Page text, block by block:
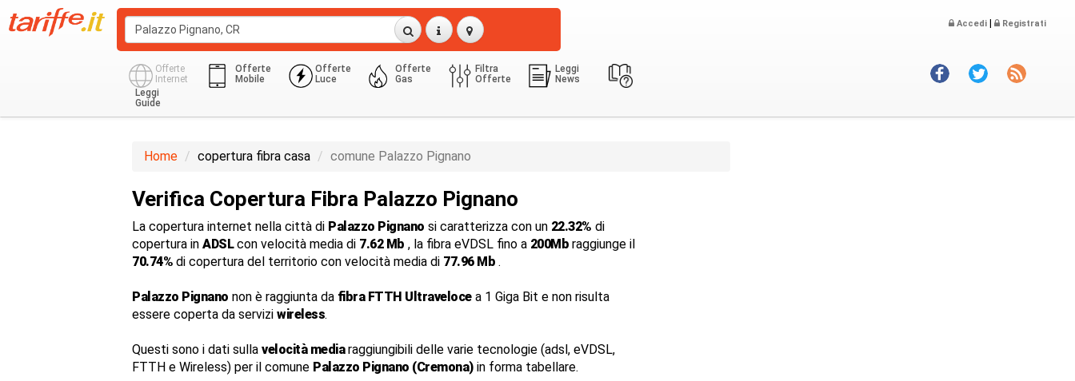
Accedi | Registrati
Offerte
Internet
Offerte
Mobile
Offerte
Luce
Offerte
Gas
Filtra
Offerte
Leggi
News
Leggi
Guide
Home copertura fibra casa comune Palazzo Pignano
Verifica Copertura Fibra Palazzo Pignano
La copertura internet nella città di Palazzo Pignano si caratterizza con un 22.32% di
copertura in ADSLcon velocità media di 7.62 Mb , la fibra eVDSL fino a 200Mb raggiunge il
70.74% di copertura del territorio con velocità media di 77.96 Mb .
Palazzo Pignano non è raggiunta da fibra FTTH Ultravelocea 1 Giga Bit e non risulta
essere coperta da servizi wireless.
Questi sono i dati sulla velocità mediaraggiungibili delle varie tecnologie (adsl, eVDSL,
FTTH e Wireless) per il comune Palazzo Pignano (Cremona)in forma tabellare.